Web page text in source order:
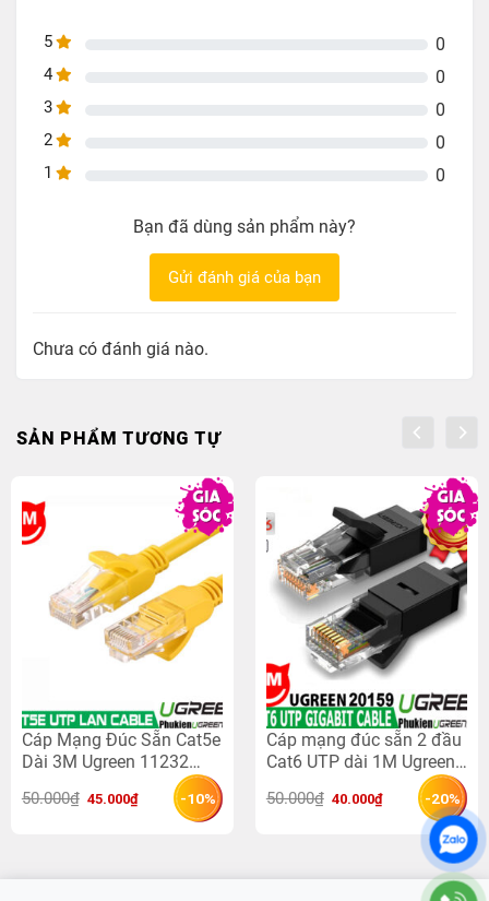
Dây mạng 25M hỗ trợ tốc độ Gigabit 1000Mbps
(1Gbps)
nhanh chóng và mượt mà. Thích hợp chơi game
online, xem phim 4K, livestream hay chia sẻ file
dung lượng lớn mà không lo giật lag.
5 0
4 0
3 0
2 0
1 0
Bạn đã dùng sản phẩm này?
Gửi đánh giá của bạn
Chưa có đánh giá nào.
SẢN PHẨM TƯƠNG TỰ
Cáp Mạng Đúc Sẵn Cat5e
Dài 3M Ugreen 11232
50.000₫ Giá
45.000₫Giá
-10%
Cáp mạng đúc sẵn 2 đầu
Cat6 UTP dài 1M Ugreen
50.000₫ Giá
40.000₫Giá
40.000₫.
-20%